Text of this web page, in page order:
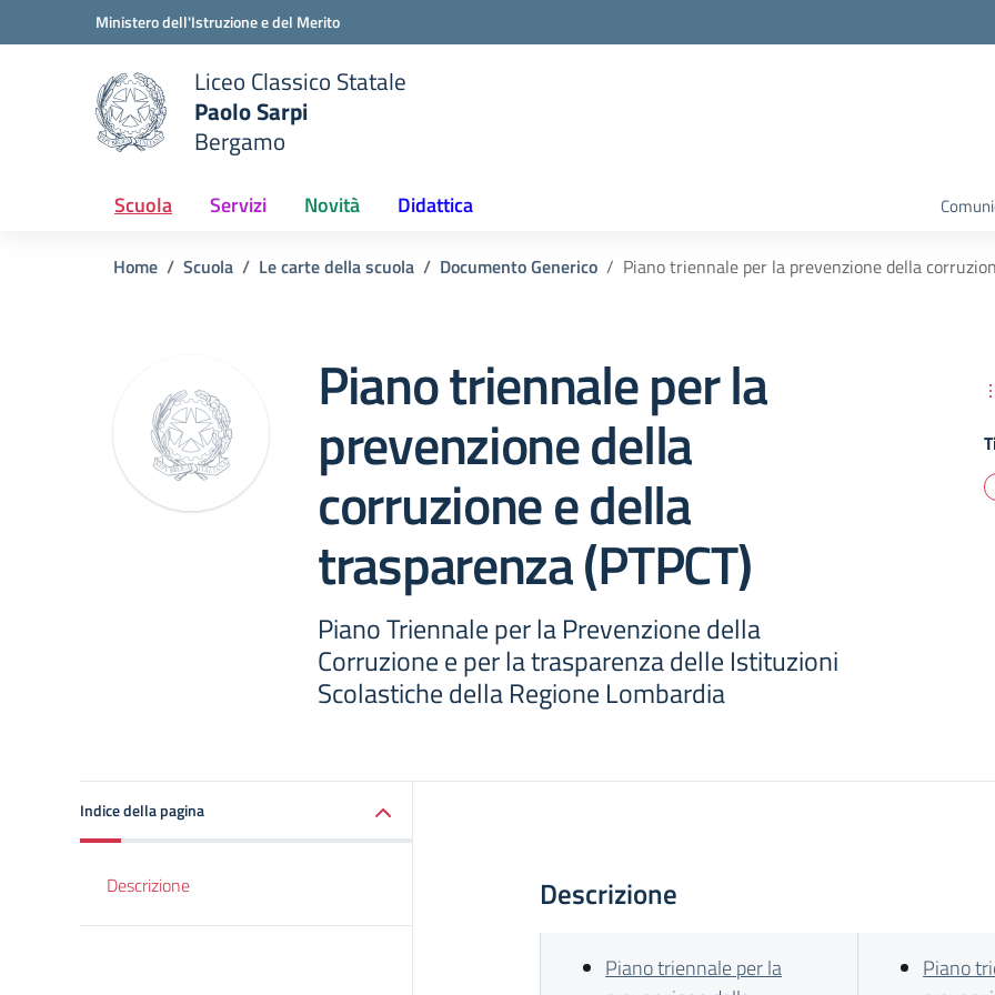
Vai ai contenuti
Vai al menu di navigazioneMinistero dell'Istruzione e del Merito
scuola
Liceo Classico Statale
Paolo Sarpi
Bergamo
Scuola Servizi Novità Didattica
Home Scuola Le carte della scuola Documento Generico Piano triennale per la prevenzione della
Piano triennale per la
prevenzione della
corruzione e della
trasparenza (PTPCT)
Piano Triennale per la Prevenzione della
Corruzione e per la trasparenza delle Istituzioni
Scolastiche della Regione Lombardia
Indice della pagina
Descrizione Descrizione
Piano triennale per la
Piano